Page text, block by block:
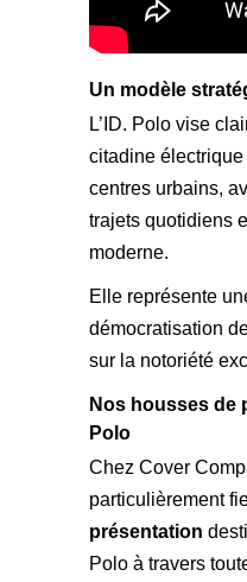
Un modèle
L’ID. Polo vise
citadine
centres urbains,
trajets quotidiens
moderne.
Elle représente
démocratisation
sur la notoriété
Nos housses de
Polo
Chez Cover
particulièrement
présentation
Polo à travers